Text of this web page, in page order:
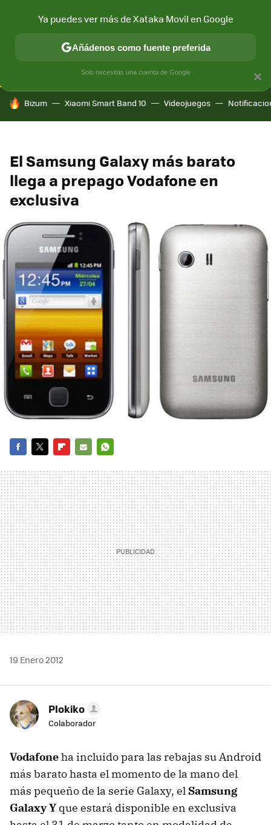
CONECTIVIDAD MÓVIL Y SOCIEDAD APLICACIONES
HOY SE HABLA DE
Bizum Xiaomi Smart Band 10 Videojuegos
El Samsung Galaxy más barato
llega a prepago Vodafone en
exclusiva
MAIL
19 Enero 2012
Plokiko
Colaborador
Vodafoneha incluido para las rebajas su Android
más barato hasta el momento de la mano del
más pequeño de la serie Galaxy, el Samsung
Galaxy Y que estará disponible en exclusiva
×
Ya puedes ver más de Xataka Movil en Google
Añádenos como fuente preferida
Solo necesitas una cuenta de Google